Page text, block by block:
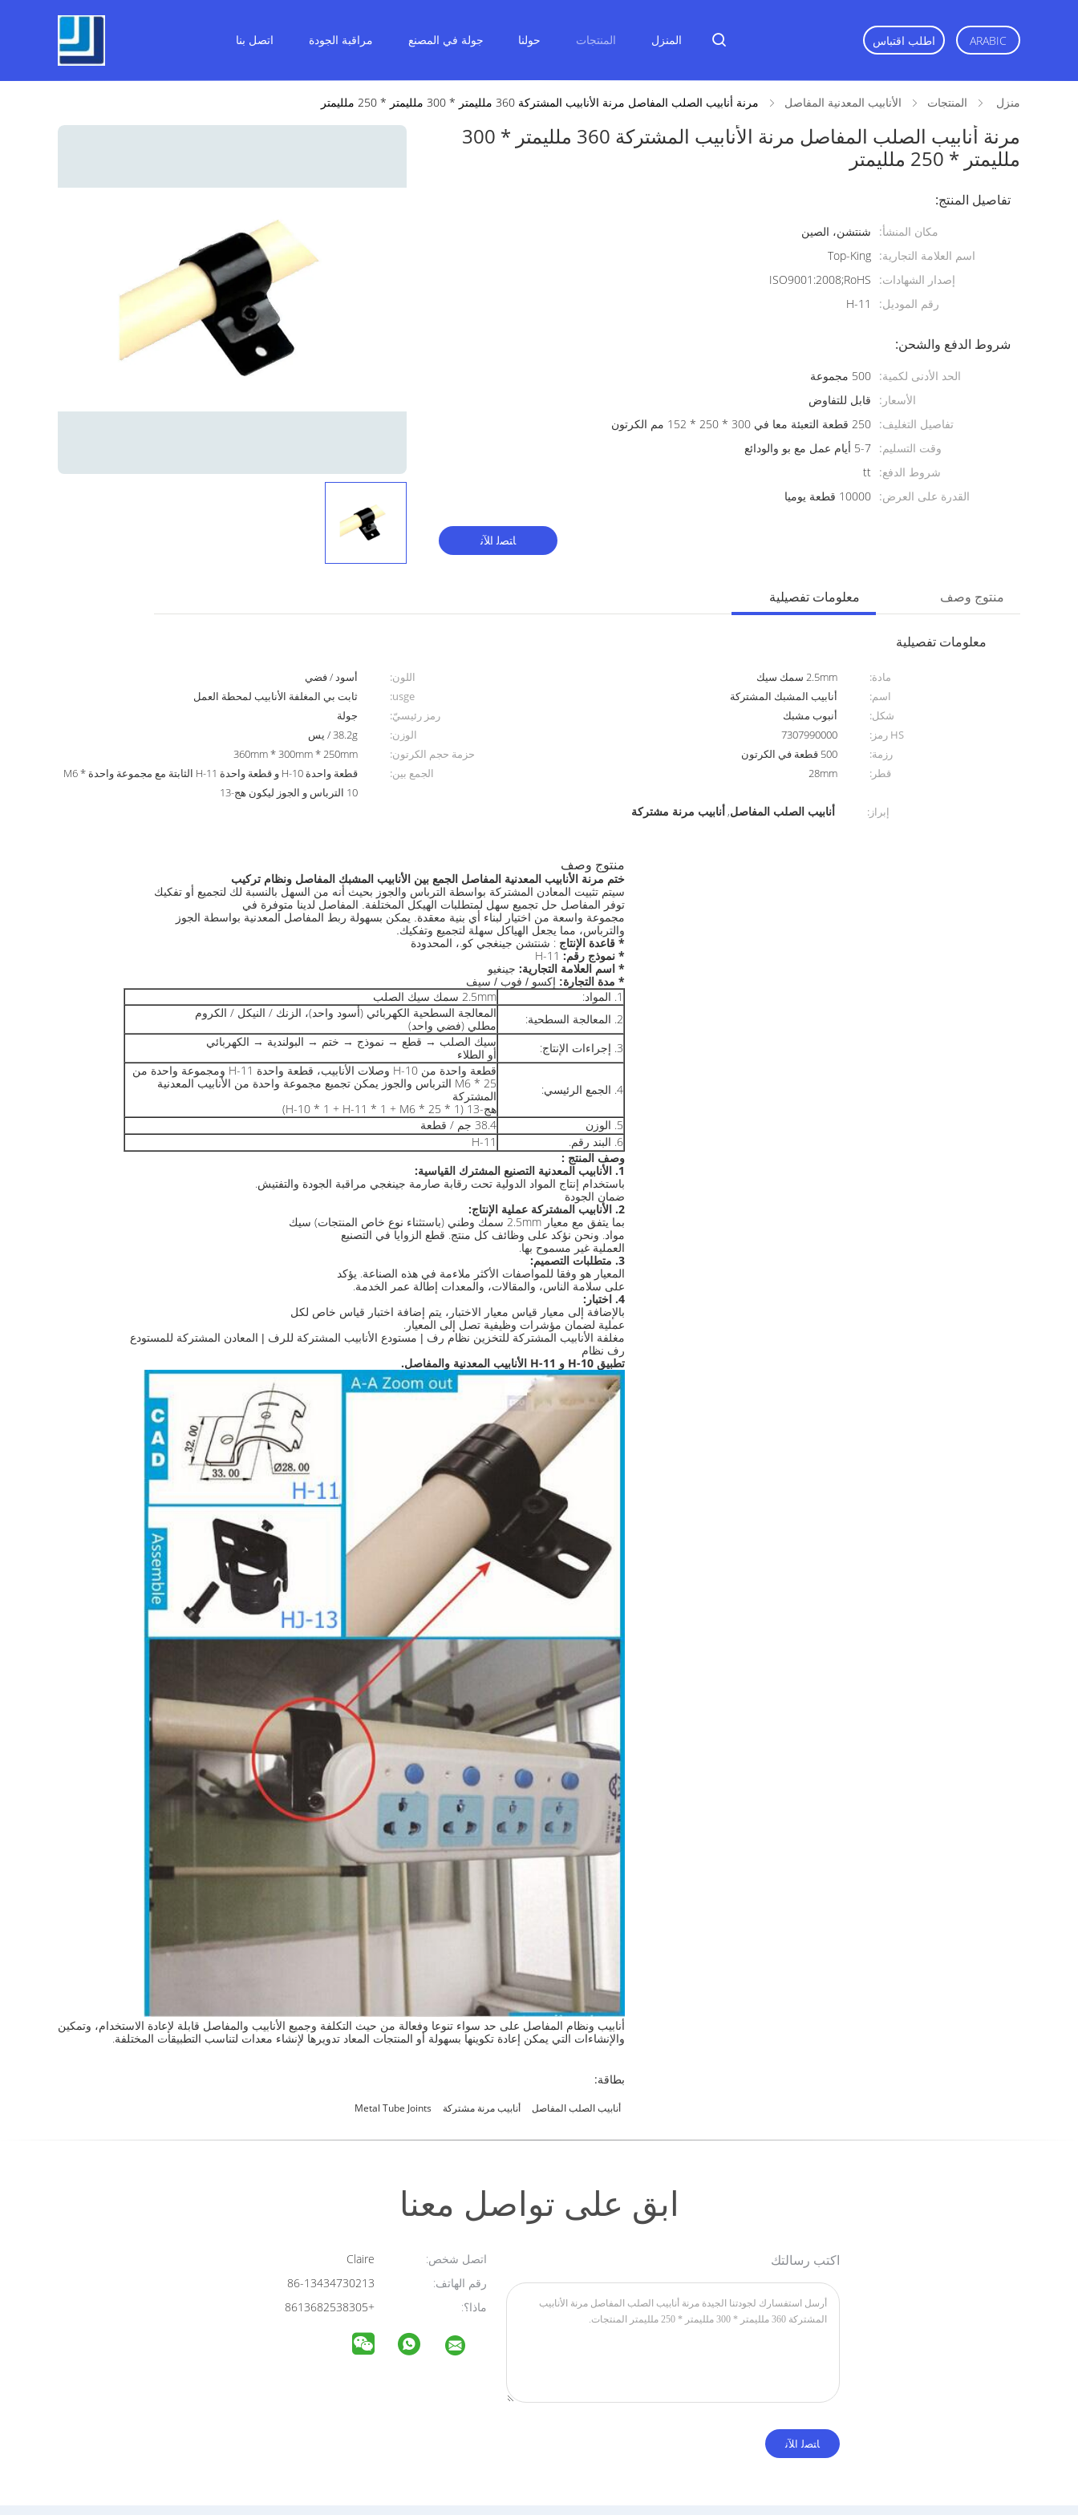
المنزل المنتجات حولنا جولة في المصنع مراقبة الجودة اتصل بنا اطلب اقتباس ARABIC
منزل المنتجات الأنابيب المعدنية المفاصل مرنة أنابيب الصلب المفاصل مرنة الأنابيب المشتركة 360 ملليمتر * 300 ملليمتر * 250 ملليمتر
مرنة أنابيب الصلب المفاصل مرنة الأنابيب المشتركة 360 ملليمتر * 300
ملليمتر * 250 ملليمتر
تفاصيل المنتج:
مكان المنشأ:
شنتشن، الصين
اسم العلامة التجارية: Top-King
إصدار الشهادات:
ISO9001:2008;RoHS
رقم الموديل:
H-11
شروط الدفع والشحن:
الحد الأدنى لكمية: 500 مجموعة
الأسعار:
قابل للتفاوض
تفاصيل التغليف: 250 قطعة التعبئة معا في 300 * 250 * 152 مم الكرتون
وقت التسليم: 5-7 أيام عمل مع بو والودائع
شروط الدفع: tt
القدرة على العرض: 10000 قطعة يوميا
ﺎﺘﺼﻟ ﺍﻶﻧ
معلومات تفصيلية منتوج وصف
معلومات تفصيلية
مادة: 2.5mm سمك سيك اللون:
أسود / فضي
اسم:
أنابيب المشبك المشتركة usge:
ثابت بي المغلفة الأنابيب لمحطة العمل
شكل:
أنبوب مشبك رمز رئيسيّ:
جولة
HS رمز:
7307990000 الوزن:
38.2g / يس
رزمة:
500 قطعة في الكرتون حزمة حجم الكرتون:
360mm * 300mm * 250mm
قطر:
28mm الجمع بين:
قطعة واحدة H-10 و قطعة واحدة H-11 الثابتة مع مجموعة واحدة M6 *
10 الترباس و الجوز ليكون هج-13
إبراز:
أنابيب الصلب المفاصل,أنابيب مرنة مشتركة
منتوج وصف
ختم مرنة الأنابيب المعدنية المفاصل الجمع بين الأنابيب المشبك المفاصل ونظام تركيب
سيتم تثبيت المعادن المشتركة بواسطة الترباس والجوز بحيث أنه من السهل بالنسبة لك لتجميع أو تفكيك
توفر المفاصل حل تجميع سهل لمتطلبات الهيكل المختلفة.
المفاصل لدينا متوفرة في
مجموعة واسعة من اختيار لبناء أي بنية معقدة.
يمكن بسهولة ربط المفاصل المعدنية بواسطة الجوز
والترباس، مما يجعل الهياكل سهلة لتجميع وتفكيك.
* قاعدة الإنتاج : شنتشن جينغجي كو.، المحدودة
* نموذج رقم:H-11
* اسم العلامة التجارية: جينغيو
* مدة التجارة: إكسو / فوب / سيف
1. المواد:
2.5mm سمك سيك الصلب
2. المعالجة السطحية:
المعالجة السطحية الكهربائي (أسود واحد)، الزنك / النيكل / الكروم
مطلي (فضي واحد)
3. إجراءات الإنتاج:
سيك الصلب → قطع → نموذج → ختم → البولندية → الكهربائي
أو الطلاء
4. الجمع الرئيسي:
قطعة واحدة من H-10 وصلات الأنابيب، قطعة واحدة H-11 ومجموعة واحدة من
M6 * 25 الترباس والجوز يمكن تجميع مجموعة واحدة من الأنابيب المعدنية
المشتركة
هج-13 (H-10 * 1 + H-11 * 1 + M6 * 25 * 1)
5. الوزن
38.4 جم / قطعة
6. البند رقم.
H-11
وصف المنتج :
1. الأنابيب المعدنية التصنيع المشترك القياسية:
باستخدام إنتاج المواد الدولية تحت رقابة صارمة جينغجي مراقبة الجودة والتفتيش.
ضمان الجودة
2. الأنابيب المشتركة عملية الإنتاج:
بما يتفق مع معيار 2.5mm سمك وطني (باستثناء نوع خاص المنتجات) سيك
مواد. ونحن نؤكد على وظائف كل منتج. قطع الزوايا في التصنيع
العملية غير مسموح بها.
3. متطلبات التصميم:
المعيار هو وفقا للمواصفات الأكثر ملاءمة في هذه الصناعة. يؤكد
على سلامة الناس، والمقالات، والمعدات إطالة عمر الخدمة.
4. اختبار:
بالإضافة إلى معيار قياس معيار الاختبار، يتم إضافة اختبار قياس خاص لكل
عملية لضمان مؤشرات وظيفية تصل إلى المعيار.
مغلفة الأنابيب المشتركة للتخزين نظام رف | مستودع الأنابيب المشتركة للرف | المعادن المشتركة للمستودع
رف نظام
تطبيق H-10 و H-11 الأنابيب المعدنية والمفاصل.
أنابيب ونظام المفاصل على حد سواء تنوعا وفعالة من حيث التكلفة وجميع الأنابيب والمفاصل قابلة لإعادة الاستخدام، وتمكين
والإنشاءات التي يمكن إعادة تكوينها بسهولة أو المنتجات المعاد تدويرها لإنشاء معدات لتناسب التطبيقات المختلفة.
بطاقة:
أنابيب الصلب المفاصل أنابيب مرنة مشتركة Metal Tube Joints
ابق على تواصل معنا
اتصل شخص:
رقم الهاتف:
ماذا؟:
+8613682538305
اكتب رسالتك